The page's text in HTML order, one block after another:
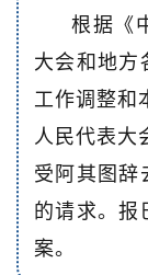
根据《
大会和地方
工作调整和
人民代表大
受阿其图辞
的请求。报
案。